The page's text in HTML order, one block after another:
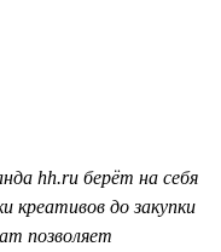
hh.ru берёт на себя
креативов до закупки
позволяет